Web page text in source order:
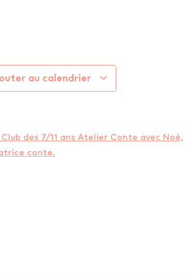
au calendrier
Club des 7/11 ans Atelier Conte avec Noé,
conte.